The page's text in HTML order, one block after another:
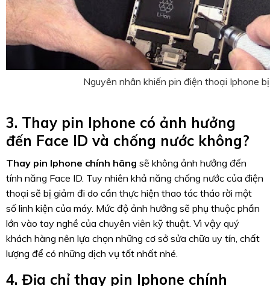
Nguyên nhân khiến pin điện thoại Iphone
3. Thay pin Iphone có ảnh hưởng
đến Face ID và chống nước không?
Thay pin Iphone chính hãng sẽ không ảnh hưởng đến
tính năng Face ID. Tuy nhiên khả năng chống nước của điện
thoại sẽ bị giảm đi do cần thực hiện thao tác tháo rời một
số linh kiện của máy. Mức độ ảnh hưởng sẽ phụ thuộc phần
lớn vào tay nghề của chuyên viên kỹ thuật. Vì vậy quý
khách hàng nên lựa chọn những cơ sở sửa chữa uy tín, chất
lượng để có những dịch vụ tốt nhất nhé.
4. Địa chỉ thay pin Iphone chính